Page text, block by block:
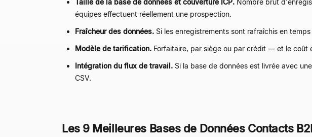
Taille de la base de données et couverture ICP. Nombre brut
équipes effectuent réellement une prospection.
Fraîcheur des données. Si les enregistrements sont rafraîchis en
Modèle de tarification. Forfaitaire, par siège ou par crédit — et le coût
Intégration du flux de travail. Si la base de données est livrée avec
CSV.
Les 9 Meilleures Bases de Données Contacts